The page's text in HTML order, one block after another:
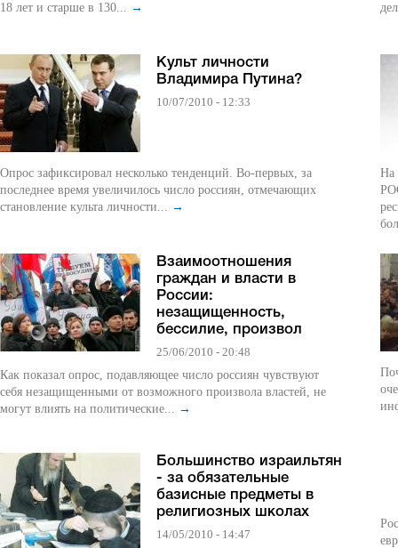
18 лет и старше в 130... →
Культ личности
Владимира Путина?
10/07/2010 - 12:33
Опрос зафиксировал несколько тенденций. Во-первых, за
последнее время увеличилось число россиян, отмечающих
становление культа личности... →
Взаимоотношения
граждан и власти в
России:
незащищенность,
бессилие, произвол
25/06/2010 - 20:48
Как показал опрос, подавляющее число россиян чувствуют
себя незащищенными от возможного произвола властей, не
могут влиять на политические...
→
Большинство израильтян
- за обязательные
базисные предметы в
религиозных школах
14/05/2010 - 14:47